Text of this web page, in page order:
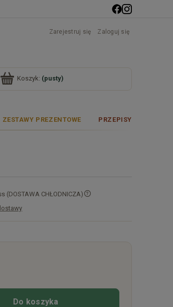
Zarejestruj się Zaloguj się
Koszyk: (pusty)
ZESTAWY PREZENTOWE PRZEPISY
(DOSTAWA CHŁODNICZA)
Do koszyka